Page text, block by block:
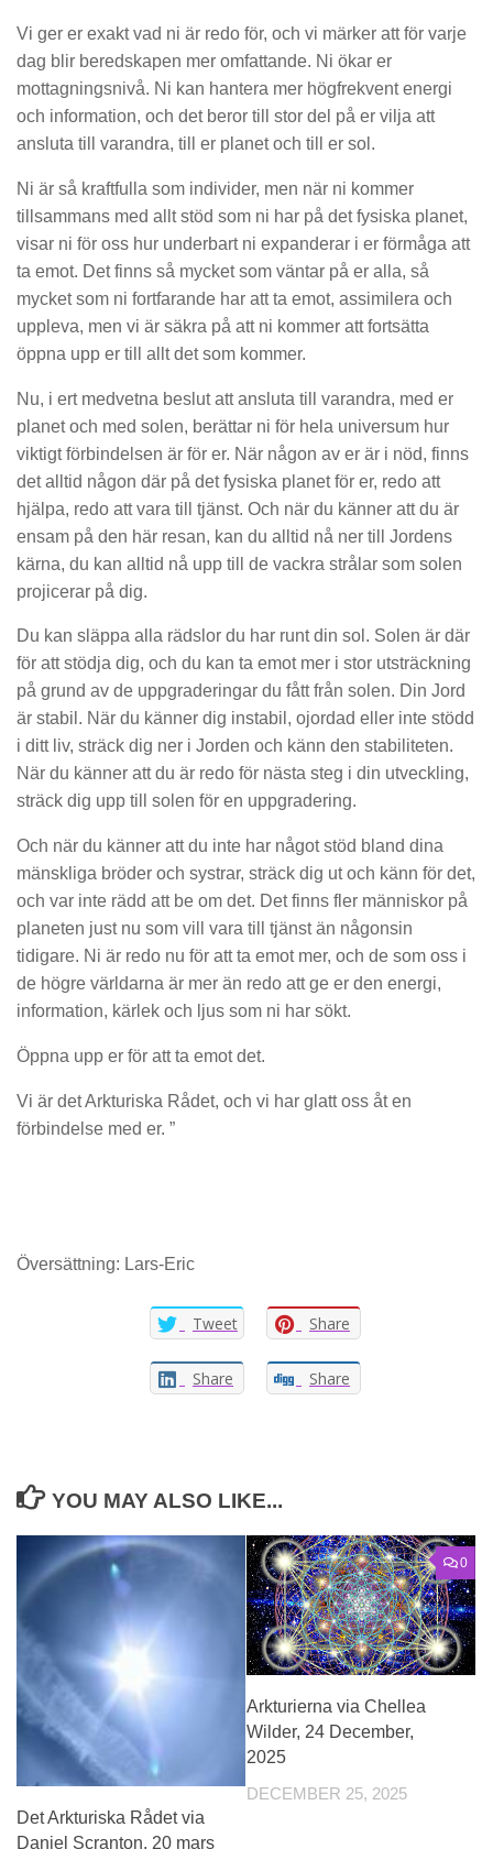
Vi ger er exakt vad ni är redo för, och vi märker att för varje
dag blir beredskapen mer omfattande. Ni ökar er
mottagningsnivå. Ni kan hantera mer högfrekvent energi
och information, och det beror till stor del på er vilja att
ansluta till varandra, till er planet och till er sol.
Ni är så kraftfulla som individer, men när ni kommer
tillsammans med allt stöd som ni har på det fysiska planet,
visar ni för oss hur underbart ni expanderar i er förmåga att
ta emot. Det finns så mycket som väntar på er alla, så
mycket som ni fortfarande har att ta emot, assimilera och
uppleva, men vi är säkra på att ni kommer att fortsätta
öppna upp er till allt det som kommer.
Nu, i ert medvetna beslut att ansluta till varandra, med er
planet och med solen, berättar ni för hela universum hur
viktigt förbindelsen är för er. När någon av er är i nöd, finns
det alltid någon där på det fysiska planet för er, redo att
hjälpa, redo att vara till tjänst. Och när du känner att du är
ensam på den här resan, kan du alltid nå ner till Jordens
kärna, du kan alltid nå upp till de vackra strålar som solen
projicerar på dig.
Du kan släppa alla rädslor du har runt din sol. Solen är där
för att stödja dig, och du kan ta emot mer i stor utsträckning
på grund av de uppgraderingar du fått från solen. Din Jord
är stabil. När du känner dig instabil, ojordad eller inte stödd
i ditt liv, sträck dig ner i Jorden och känn den stabiliteten.
När du känner att du är redo för nästa steg i din utveckling,
sträck dig upp till solen för en uppgradering.
Och när du känner att du inte har något stöd bland dina
mänskliga bröder och systrar, sträck dig ut och känn för det,
och var inte rädd att be om det. Det finns fler människor på
planeten just nu som vill vara till tjänst än någonsin
tidigare. Ni är redo nu för att ta emot mer, och de som oss i
de högre världarna är mer än redo att ge er den energi,
information, kärlek och ljus som ni har sökt.
Öppna upp er för att ta emot det.
Vi är det Arkturiska Rådet, och vi har glatt oss åt en
förbindelse med er. ”
Översättning: Lars-Eric
Tweet Share
Share Share
YOU MAY ALSO LIKE...
Det Arkturiska Rådet via
Daniel Scranton, 20 mars
0
Arkturierna via Chellea
Wilder, 24 December,
2025
DECEMBER 25, 2025